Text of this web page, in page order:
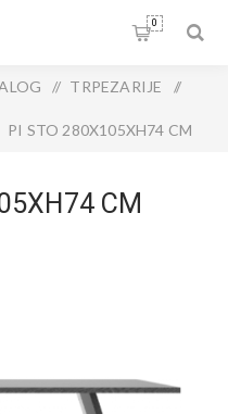
0
/ TRPEZARIJE /
PI STO 280X105XH74 CM
CM